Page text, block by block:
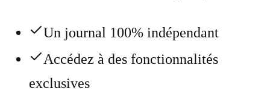
Un journal 100% indépendant
Accédez à des fonctionnalités
exclusives